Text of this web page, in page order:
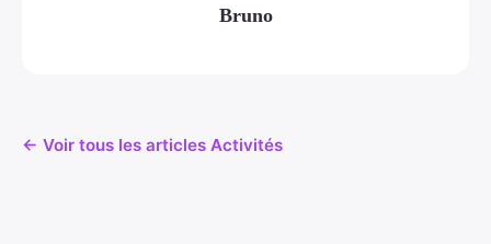
Bruno
← Voir tous les articles Activités